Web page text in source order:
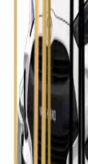
Seat Leon
Skoda Fabia
Zobacz
Skoda Kamiq
Zobacz
Skoda Octavia
Zobacz
Toyota Avensis